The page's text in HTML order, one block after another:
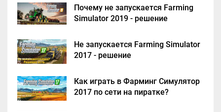
Почему не запускается Farming
Simulator 2019 - решение
Не запускается Farming Simulator
2017 - решение
Как играть в Фарминг Симулятор
2017 по сети на пиратке?